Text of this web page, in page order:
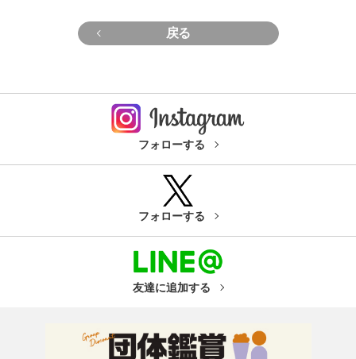
戻る
フォローする
フォローする
友達に追加する